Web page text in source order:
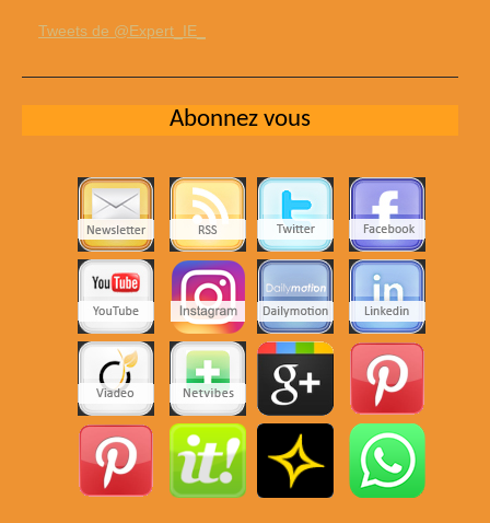
Tweets de @Expert_IE_
Abonnez vous